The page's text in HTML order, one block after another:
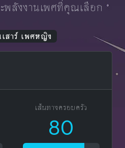
พลังงานเพศที่คุณเลือก
สาร์ เพศหญิง
เส้นทางครอบครัว
80